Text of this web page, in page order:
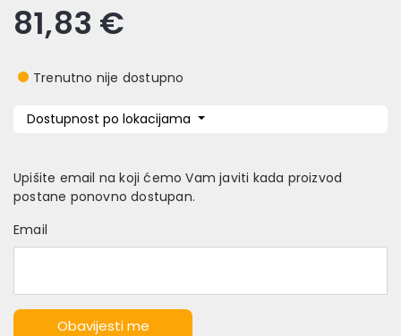
81,83 €
Trenutno nije dostupno
Dostupnost po lokacijama
Upišite email na koji ćemo Vam javiti kada proizvod
postane ponovno dostupan.
Email
Obavijesti me